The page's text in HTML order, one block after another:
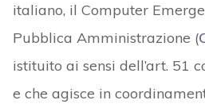
italiano, il Computer
Pubblica Amministrazione (
istituito ai sensi dell’art. 51
e che agisce in